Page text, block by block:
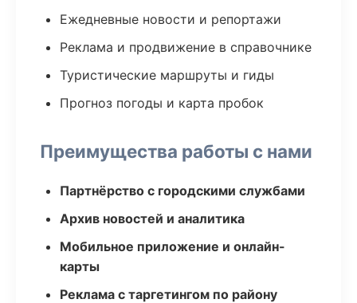
Ежедневные новости и репортажи
Реклама и продвижение в справочнике
Туристические маршруты и гиды
Прогноз погоды и карта пробок
Преимущества работы с нами
Партнёрство с городскими службами
Архив новостей и аналитика
Мобильное приложение и онлайн-
карты
Реклама с таргетингом по району